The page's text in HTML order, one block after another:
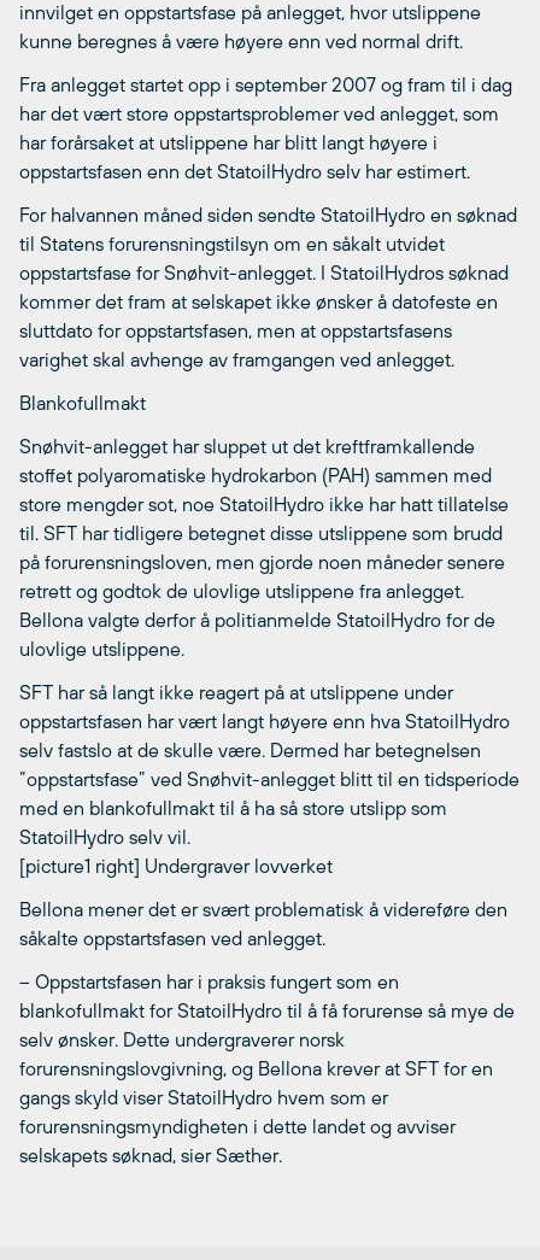
innvilget en oppstartsfase på anlegget, hvor utslippene
kunne beregnes å være høyere enn ved normal drift.
Fra anlegget startet opp i september 2007 og fram til i dag
har det vært store oppstartsproblemer ved anlegget, som
har forårsaket at utslippene har blitt langt høyere i
oppstartsfasen enn det StatoilHydro selv har estimert.
For halvannen måned siden sendte StatoilHydro en søknad
til Statens forurensningstilsyn om en såkalt utvidet
oppstartsfase for Snøhvit-anlegget. I StatoilHydros søknad
kommer det fram at selskapet ikke ønsker å datofeste en
sluttdato for oppstartsfasen, men at oppstartsfasens
varighet skal avhenge av framgangen ved anlegget.
Blankofullmakt
Snøhvit-anlegget har sluppet ut det kreftframkallende
stoffet polyaromatiske hydrokarbon (PAH) sammen med
store mengder sot, noe StatoilHydro ikke har hatt tillatelse
til. SFT har tidligere betegnet disse utslippene som brudd
på forurensningsloven, men gjorde noen måneder senere
retrett og godtok de ulovlige utslippene fra anlegget.
Bellona valgte derfor å politianmelde StatoilHydro for de
ulovlige utslippene.
SFT har så langt ikke reagert på at utslippene under
oppstartsfasen har vært langt høyere enn hva StatoilHydro
selv fastslo at de skulle være. Dermed har betegnelsen
”oppstartsfase” ved Snøhvit-anlegget blitt til en tidsperiode
med en blankofullmakt til å ha så store utslipp som
StatoilHydro selv vil.
[picture1 right] Undergraver lovverket
Bellona mener det er svært problematisk å videreføre den
såkalte oppstartsfasen ved anlegget.
– Oppstartsfasen har i praksis fungert som en
blankofullmakt for StatoilHydro til å få forurense så mye de
selv ønsker. Dette undergraverer norsk
forurensningslovgivning, og Bellona krever at SFT for en
gangs skyld viser StatoilHydro hvem som er
forurensningsmyndigheten i dette landet og avviser
selskapets søknad, sier Sæther.